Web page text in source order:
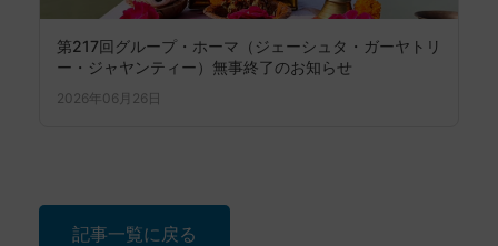
第217回グループ・ホーマ（ジェーシュタ・ガーヤトリ
ー・ジャヤンティー）無事終了のお知らせ
2026年06月26日
記事一覧に戻る